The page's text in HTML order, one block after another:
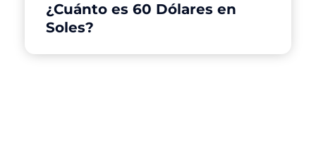
¿Cuánto es 60 Dólares en
Soles?